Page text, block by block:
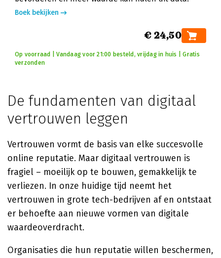
Boek bekijken
€ 24,50
Op voorraad | Vandaag voor 21:00 besteld, vrijdag in huis | Gratis
verzonden
De fundamenten van digitaal
vertrouwen leggen
Vertrouwen vormt de basis van elke succesvolle
online reputatie. Maar digitaal vertrouwen is
fragiel – moeilijk op te bouwen, gemakkelijk te
verliezen. In onze huidige tijd neemt het
vertrouwen in grote tech-bedrijven af en ontstaat
er behoefte aan nieuwe vormen van digitale
waardeoverdracht.
Organisaties die hun reputatie willen beschermen,